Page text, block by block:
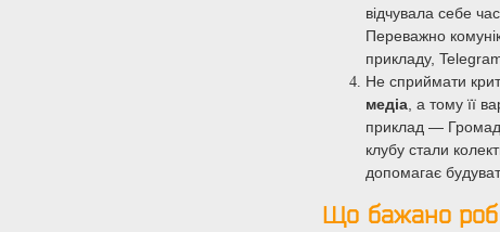
відчувала себе
Переважно
прикладу,
Не сприймати
медіа , а тому її
приклад —
клубу стали
допомагає
Що бажано